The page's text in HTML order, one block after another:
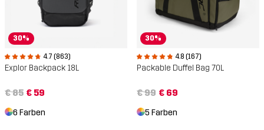
30%
4.7 (863)
Explor Backpack 18L
€ 85 € 59
6 Farben
30%
4.8 (167)
Packable Duffel Bag 70L
€ 99 € 69
5 Farben